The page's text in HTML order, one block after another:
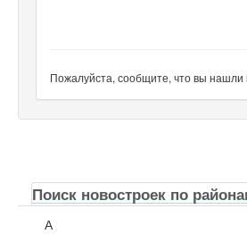
Пожалуйста, сообщите, что вы
Поиск новостроек по
А